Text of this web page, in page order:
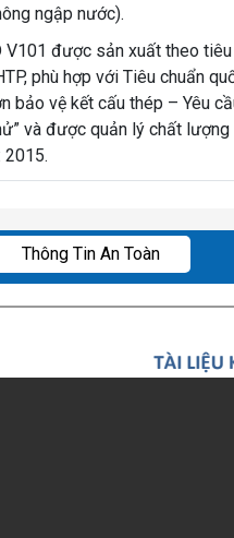
ngập nước).
V101 được sản xuất theo
phù hợp với Tiêu chuẩn
bảo vệ kết cấu thép – Yêu
và được quản lý chất lượng
2015.
Thông Tin An Toàn